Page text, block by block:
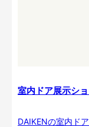
室内ドア展示シ
DAIKENの室内ド